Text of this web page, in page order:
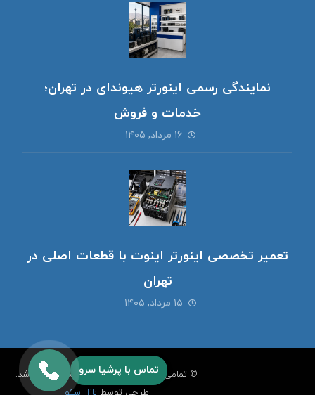
تماس با پرشیا سرو
نمایندگی رسمی اینورتر هیوندای در تهران؛
خدمات و فروش
۱۶ مرداد, ۱۴۰۵
تعمیر تخصصی اینورتر اینوت با قطعات اصلی در
تهران
۱۵ مرداد, ۱۴۰۵
© تمامی حقوق برایپرشیا سرومحفوظ می‌باشد.